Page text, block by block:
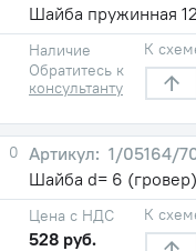
Шайба пружинная 12
Наличие
Обратитесь к
консультанту
К
0
1/05164/
Шайба d= 6 (гровер)
Цена с НДС
528 руб.
К